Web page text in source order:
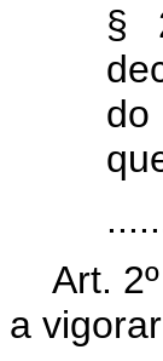
§
do
Art.
a